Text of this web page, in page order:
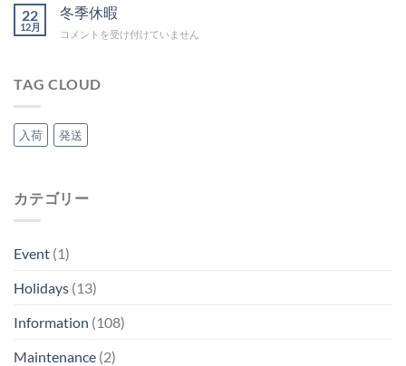
グ
吉
暇
案
内
22
12月
冬季休暇
冬
暇
コメントを受け付けていません
TAG CLOUD
入荷 発送
カテゴリー
Event (1)
Holidays (13)
Information (108)
Maintenance (2)